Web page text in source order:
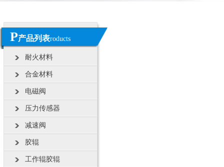
P产品列表roducts
耐火材料
合金材料
电磁阀
压力传感器
减速阀
胶辊
工作辊胶辊